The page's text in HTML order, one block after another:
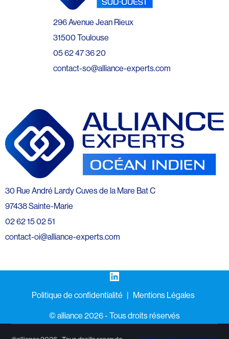
296 Avenue Jean Rieux
31500 Toulouse
05 62 47 36 20
contact-so@alliance-experts.com
30 Rue André Lardy Cuves de la Mare Bat C
97438 Sainte-Marie
02 62 15 02 51
contact-oi@alliance-experts.com
LinkedIn
Politique de confidentialité Mentions Légales
©️ alliance 2026 - Tous droits réservés